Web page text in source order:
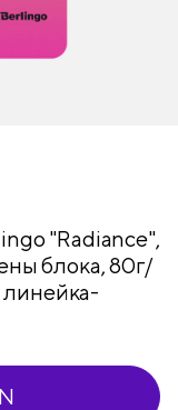
"Radiance",
блока, 80г/